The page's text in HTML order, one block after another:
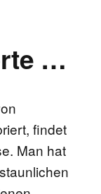
…
findet
Man hat